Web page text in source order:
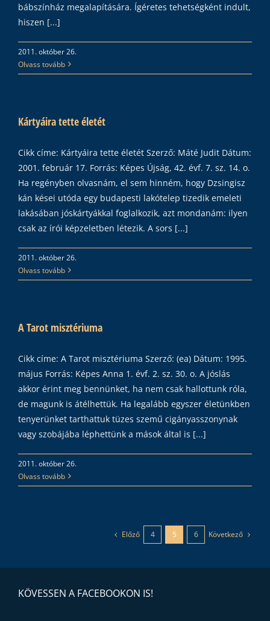
bábszínház megalapítására. Ígéretes tehetségként indult,
hiszen [...]
2011. október 26.
Olvass tovább
Kártyáira tette életét
Cikk címe: Kártyáira tette életét Szerző: Máté Judit Dátum:
2001. február 17. Forrás: Képes Újság, 42. évf. 7. sz. 14. o.
Ha regényben olvasnám, el sem hinném, hogy Dzsingisz
kán kései utóda egy budapesti lakótelep tizedik emeleti
lakásában jóskártyákkal foglalkozik, azt mondanám: ilyen
csak az írói képzeletben létezik. A sors [...]
2011. október 26.
Olvass tovább
A Tarot misztériuma
Cikk címe: A Tarot misztériuma Szerző: (ea) Dátum: 1995.
május Forrás: Képes Anna 1. évf. 2. sz. 30. o. A jóslás
akkor érint meg bennünket, ha nem csak hallottunk róla,
de magunk is átélhettük. Ha legalább egyszer életünkben
tenyerünket tarthattuk tüzes szemű cigányasszonynak
vagy szobájába léphettünk a mások által is [...]
2011. október 26.
Olvass tovább
Előző 4 5 6 Következő
KÖVESSEN A FACEBOOKON IS!